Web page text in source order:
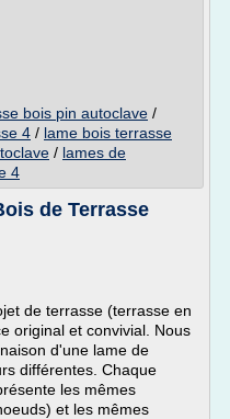
bois pin autoclave /
4 / lame bois terrasse
/ lames de
4
de Terrasse
de terrasse (terrasse en
original et convivial. Nous
d'une lame de
différentes. Chaque
les mêmes
et les mêmes